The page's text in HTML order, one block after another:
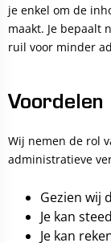
je enkel om de
maakt. Je bepaalt
ruil voor minder
Voordelen
Wij nemen de rol
administratieve
Gezien wij
Je kan
Je kan